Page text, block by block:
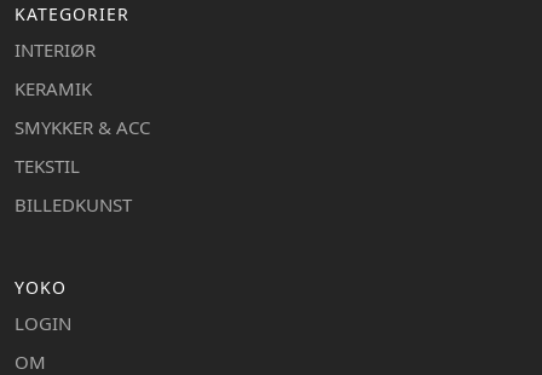
KATEGORIER
INTERIØR
KERAMIK
SMYKKER & ACC
TEKSTIL
BILLEDKUNST
YOKO
LOGIN
OM